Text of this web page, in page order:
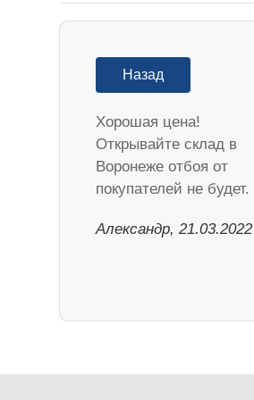
Назад
Хорошая цена!
Открывайте склад в
Воронеже отбоя от
покупателей не будет.
Александр, 21.03.2022